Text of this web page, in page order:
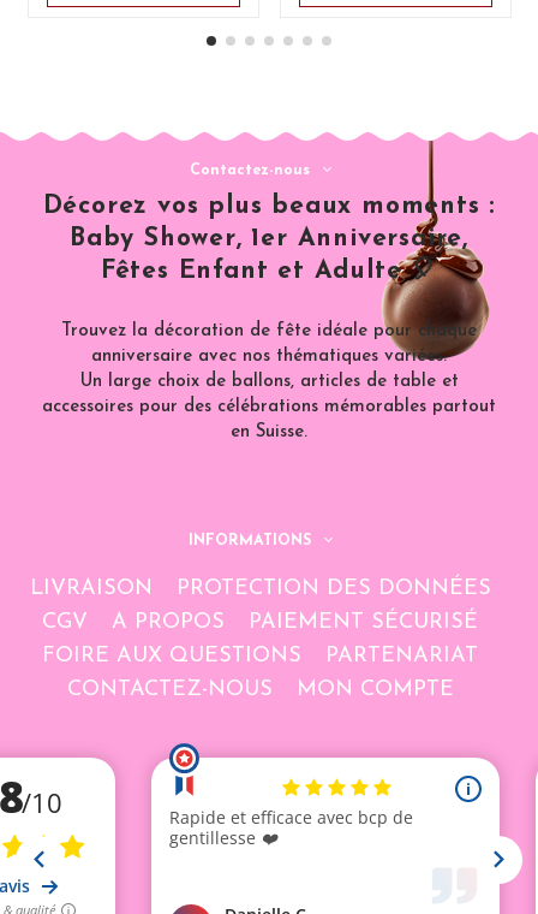
Contactez-nous
Décorez vos plus beaux moments :
Baby Shower, 1er Anniversaire,
Fêtes Enfant et Adulte 🎈
Trouvez la décoration de fête idéale pour chaque
anniversaire avec nos thématiques variées.
Un large choix de ballons, articles de table et
accessoires pour des célébrations mémorables partout
en Suisse.
INFORMATIONS
LIVRAISON
PROTECTION DES DONNÉES
CGV
A PROPOS
PAIEMENT SÉCURISÉ
FOIRE AUX QUESTIONS
PARTENARIAT
CONTACTEZ-NOUS
MON COMPTE